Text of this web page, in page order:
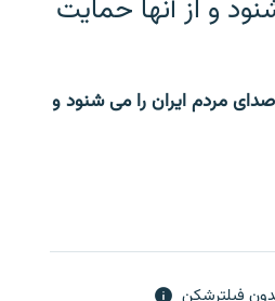
و از آنها حمایت
مردم ایران را می شنود و
فیلترشکن